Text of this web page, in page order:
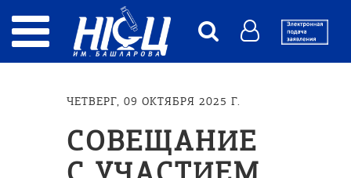
ЧЕТВЕРГ, 09 ОКТЯБРЯ 2025 Г.
СОВЕЩАНИЕ